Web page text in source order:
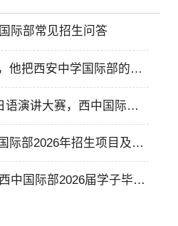
际部常见招生问答
他把西安中学国际部的底
硬实力
语演讲大赛，西中国际部
际部2026年招生项目及入
中国际部2026届学子毕业